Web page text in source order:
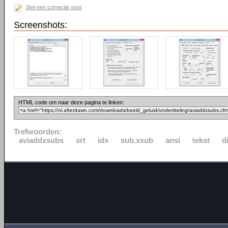
Stel een correctie voor
Screenshots:
HTML code om naar deze pagina te linken:
Trefwoorden:
aviaddxsubs
srt idx sub.xsub ansi tekst